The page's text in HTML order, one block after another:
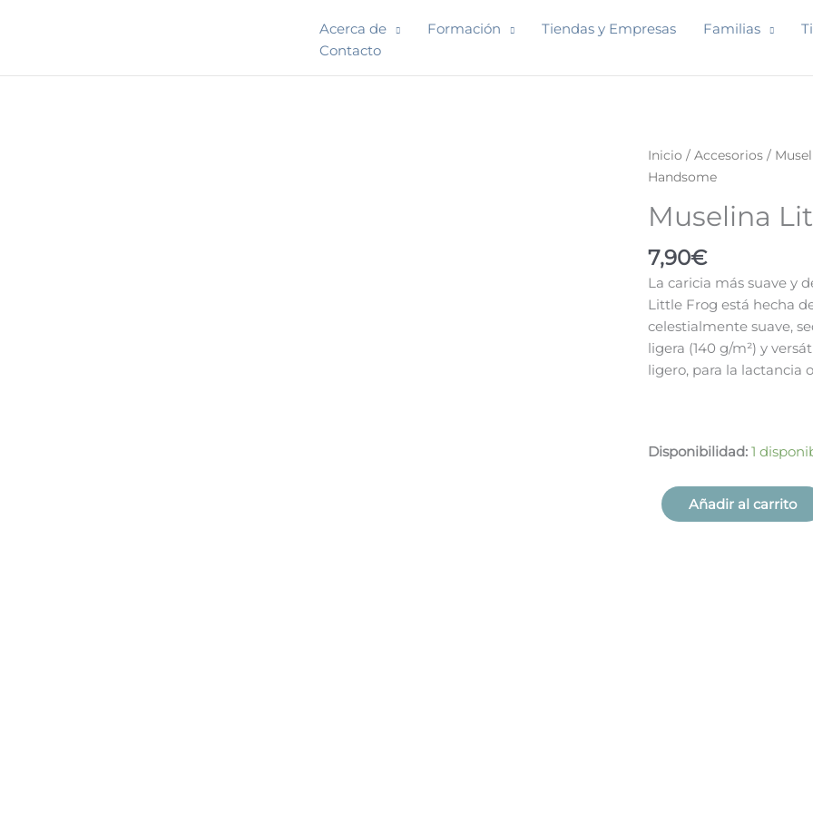
Acerca de Formación Tiendas y Empresas Familias
Contacto
Inicio / Accesorios /
Handsome
Muselina
7,90€
La caricia más suave y
Little Frog está hecha
celestialmente suave,
ligera (140 g/m²) y
ligero, para la lactancia
Disponibilidad: 1
Muselina
Little
Handsome
Añadir al carrito